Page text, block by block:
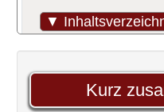
▼ Samadhi in
Pradipika
Viele
Umfrage:
Kurz